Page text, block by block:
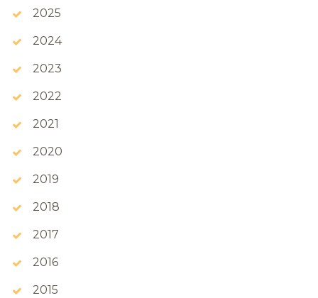
2025
2024
2023
2022
2021
2020
2019
2018
2017
2016
2015